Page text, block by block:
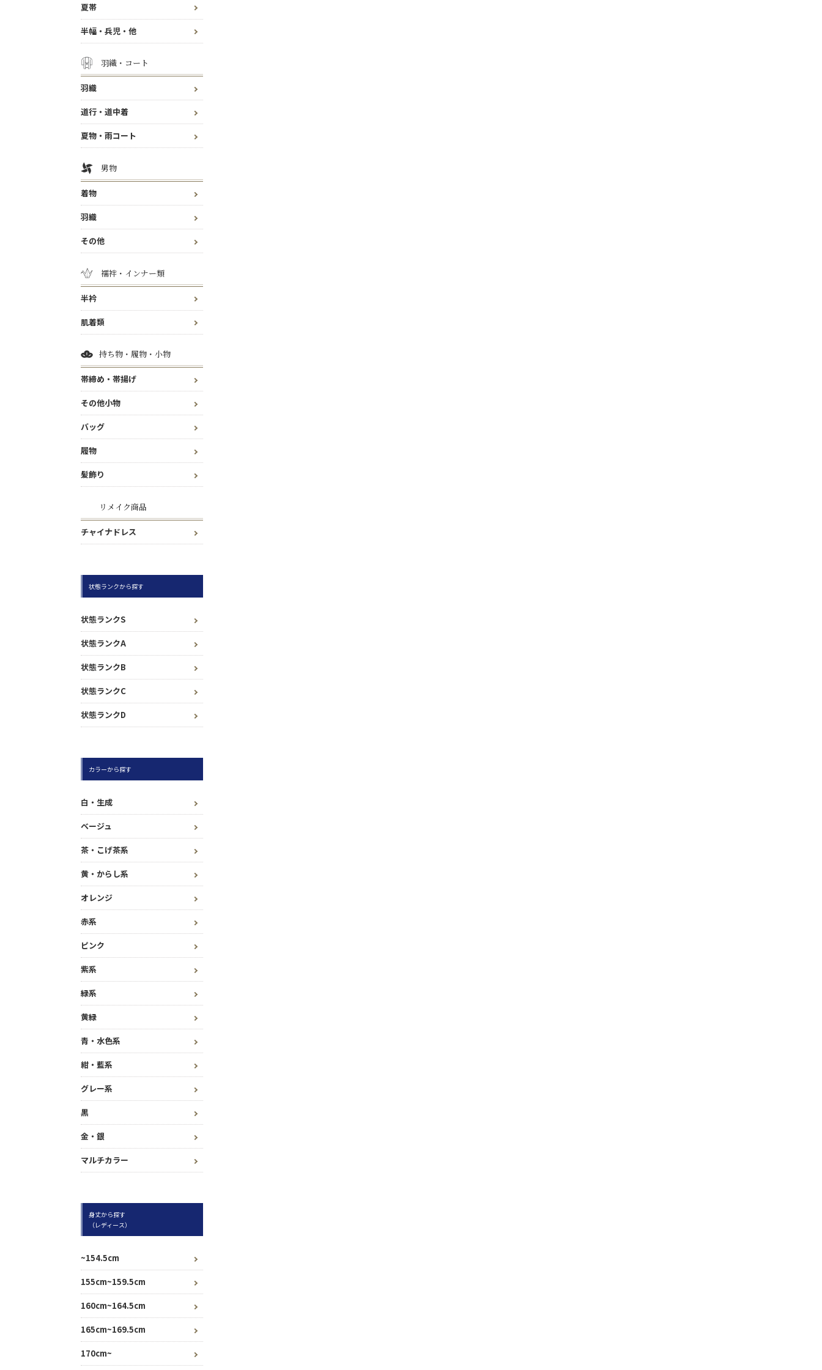
夏帯
半幅・兵児・他
羽織・コート
羽織
道行・道中着
夏物・雨コート
男物
着物
羽織
その他
襦袢・インナー類
半衿
肌着類
持ち物・履物・小物
帯締め・帯揚げ
その他小物
バッグ
履物
髪飾り
リメイク商品
チャイナドレス
状態ランクから探す
状態ランクS
状態ランクA
状態ランクB
状態ランクC
状態ランクD
カラーから探す
白・生成
ベージュ
茶・こげ茶系
黄・からし系
オレンジ
赤系
ピンク
紫系
緑系
黄緑
青・水色系
紺・藍系
グレー系
黒
金・銀
マルチカラー
身丈から探す
（レディース）
~154.5cm
155cm~159.5cm
160cm~164.5cm
165cm~169.5cm
170cm~